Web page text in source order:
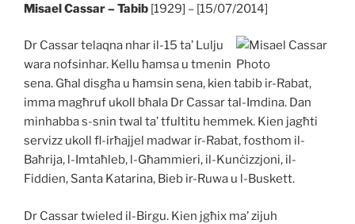
Misael Cassar – Tabib [1929] – [15/07/2014]
Dr Cassar telaqna nhar il-15 ta’ Lulju
wara nofsinhar. Kellu ħamsa u tmenin
sena. Għal disgħa u ħamsin sena, kien tabib ir-Rabat,
imma magħruf ukoll bħala Dr Cassar tal-Imdina. Dan
minhabba s-snin twal ta’ tfultitu hemmek. Kien jagħti
servizz ukoll fl-irħajjel madwar ir-Rabat, fosthom il-
Baħrija, l-Imtaħleb, l-Għammieri, il-Kunċizzjoni, il-
Fiddien, Santa Katarina, Bieb ir-Ruwa u l-Buskett.
Dr Cassar twieled il-Birgu. Kien jgħix ma’ zijuh